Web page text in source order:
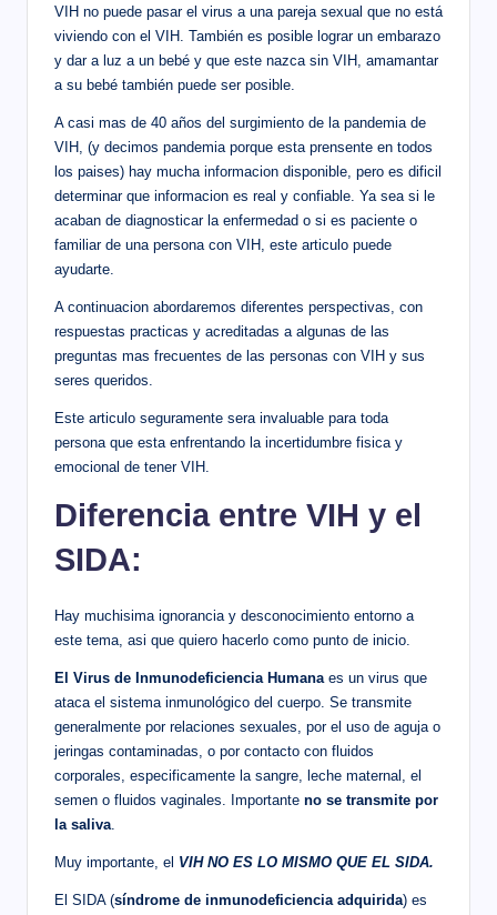
VIH no puede pasar el virus a una pareja sexual que no está
viviendo con el VIH. También es posible lograr un embarazo
y dar a luz a un bebé y que este nazca sin VIH, amamantar
a su bebé también puede ser posible.
A casi mas de 40 años del surgimiento de la pandemia de
VIH, (y decimos pandemia porque esta prensente en todos
los paises) hay mucha informacion disponible, pero es dificil
determinar que informacion es real y confiable. Ya sea si le
acaban de diagnosticar la enfermedad o si es paciente o
familiar de una persona con VIH, este articulo puede
ayudarte.
A continuacion abordaremos diferentes perspectivas, con
respuestas practicas y acreditadas a algunas de las
preguntas mas frecuentes de las personas con VIH y sus
seres queridos.
Este articulo seguramente sera invaluable para toda
persona que esta enfrentando la incertidumbre fisica y
emocional de tener VIH.
Diferencia entre VIH y el
SIDA:
Hay muchisima ignorancia y desconocimiento entorno a
este tema, asi que quiero hacerlo como punto de inicio.
El Virus de Inmunodeficiencia Humanaes un virus que
ataca el sistema inmunológico del cuerpo. Se transmite
generalmente por relaciones sexuales, por el uso de aguja o
jeringas contaminadas, o por contacto con fluidos
corporales, especificamente la sangre, leche maternal, el
semen o fluidos vaginales. Importante no se transmite por
la saliva.
Muy importante, el VIH NO ES LO MISMO QUE EL SIDA.
El SIDA (síndrome de inmunodeficiencia adquirida) es